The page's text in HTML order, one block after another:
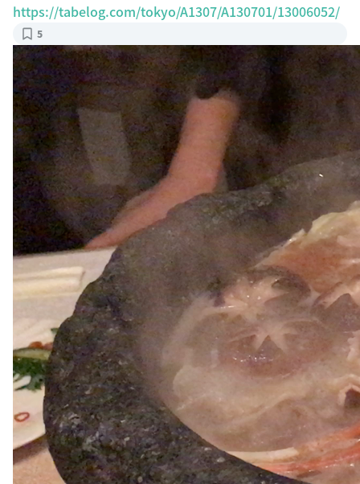
https://tabelog.com/tokyo/A1307/A130701/13006052/
5